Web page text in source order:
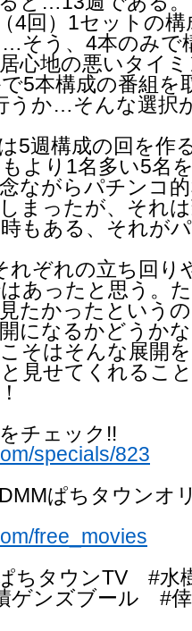
4回）1セットの
そう、4本のみで
心地の悪いタイ
5本構成の番組を
うか…そんな選択
5週構成の回を作
より1名多い5名
ながらパチンコ
まったが、それ
もある、それが
ぞれの立ち回り
あったと思う。
たかったという
になるかどうか
そはそんな展開
見せてくれるこ
チェック!!
specials/823
ぱちタウンオ
free_movies
ちタウンTV #水
ゲンズブール #